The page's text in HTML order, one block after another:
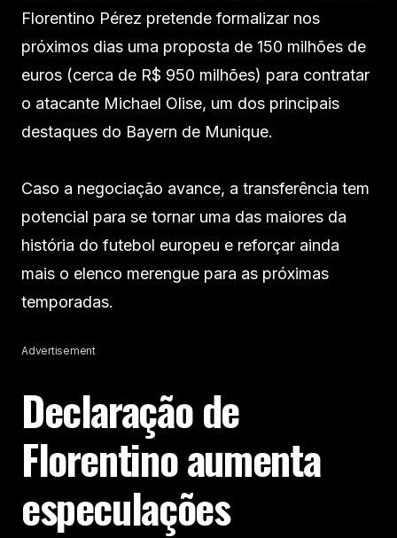
Florentino Pérez pretende formalizar nos
próximos dias uma proposta de 150 milhões de
euros (cerca de R$ 950 milhões) para contratar
o atacante Michael Olise, um dos principais
destaques do Bayern de Munique.
Caso a negociação avance, a transferência tem
potencial para se tornar uma das maiores da
história do futebol europeu e reforçar ainda
mais o elenco merengue para as próximas
temporadas.
Advertisement
Declaração de
Florentino aumenta
especulações